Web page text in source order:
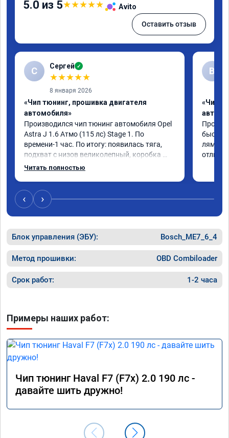
5.0 из 5★★★★★ Avito
Оставить отзыв
С Сергей ✓
★★★★★
8 января 2026
«Чип тюнинг, прошивка двигателя
автомобиля»
Производился чип тюнинг автомобиля Opel
Astra J 1.6 Атмо (115 лс) Stage 1. По
времени-1 час. По итогу: появилась тяга,
подхват с низов великолепный, коробка
стала работать плавнее. На трассе быстрее
доволен как слон ))) Рекомендую
компанию!
Читать полностью
В
«Чип
быстро
лямбде
отлично
‹ ›
Блок управления (ЭБУ): Bosch_ME7_6_4
Метод прошивки: OBD Combiloader
Срок работ: 1-2 часа
Примеры наших работ:
Чип тюнинг Haval F7 (F7x) 2.0 190 лс -
давайте шить дружно!